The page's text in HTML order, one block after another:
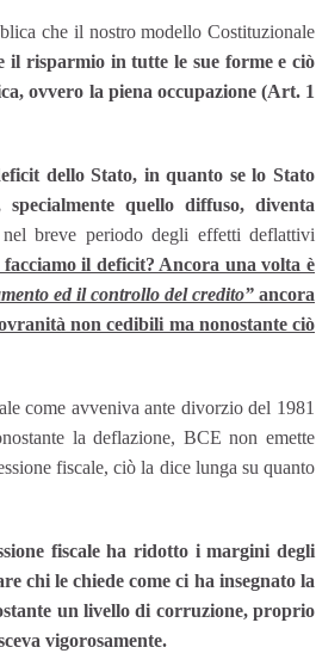
che il nostro modello Costituzionale
il risparmio in tutte le sue forme e ciò
ovvero la piena occupazione (Art. 1
dello Stato, in quanto se lo Stato
quello diffuso, diventa
breve periodo degli effetti deflattivi
facciamo il deficit? Ancora una volta è
ed il controllo del credito” ancora
non cedibili ma nonostante ciò
come avveniva ante divorzio del 1981
la deflazione, BCE non emette
fiscale, ciò la dice lunga su quanto
fiscale ha ridotto i margini degli
chi le chiede come ci ha insegnato la
un livello di corruzione, proprio
vigorosamente.